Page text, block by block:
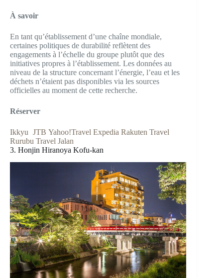
À savoir
En tant qu’établissement d’une chaîne mondiale,
certaines politiques de durabilité reflètent des
engagements à l’échelle du groupe plutôt que des
initiatives propres à l’établissement. Les données au
niveau de la structure concernant l’énergie, l’eau et les
déchets n’étaient pas disponibles via les sources
officielles au moment de cette recherche.
Réserver
Ikkyu JTB Yahoo!Travel Expedia Rakuten Travel
Rurubu Travel Jalan
3. Honjin Hiranoya Kofu-kan